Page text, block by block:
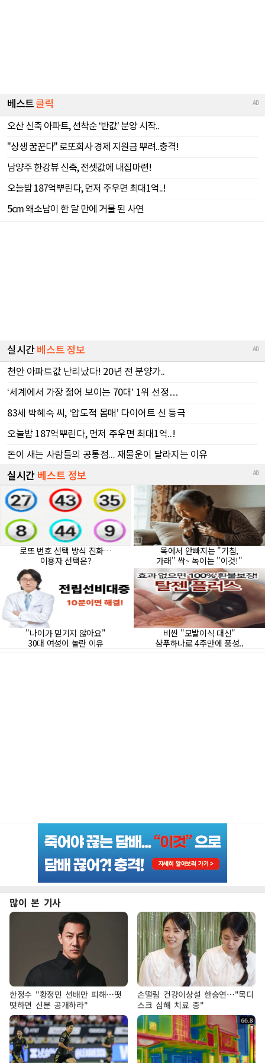
많이 본 기사
한정수 "황정민 선배만 피해…떳
떳하면 신분 공개하라"
손떨림 건강이상설 한승연…"목디
스크 심해 치료 중"